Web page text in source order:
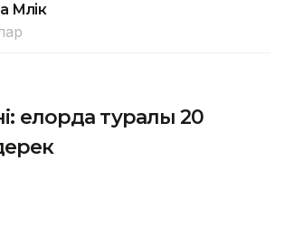
Мүлік
елорда туралы 20